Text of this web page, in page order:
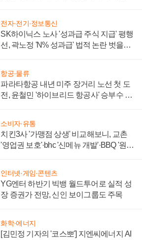
전자·전기·정보통신
SK하이닉스 노사 '성과급 주식 지급' 평행
선, 곽노정 'N% 성과급' 법적 논란 벗을지
항공·물류
파라타항공 내년 미주 장거리 노선 첫 도
전, 윤철민 '하이브리드 항공사' 승부수 통
소비자·유통
치킨3사 '가맹점 상생' 비교해보니, 교촌
'영업권 보호'·bhc '신메뉴 개발'·BBQ '원가
인터넷·게임·콘텐츠
YG엔터 하반기 빅뱅 월드투어로 실적 성
장 증권가 전망, 신인 보이그룹도 주목
화학·에너지
[김민정 기자의 '코스뽀'] 지엔씨에너지 AI